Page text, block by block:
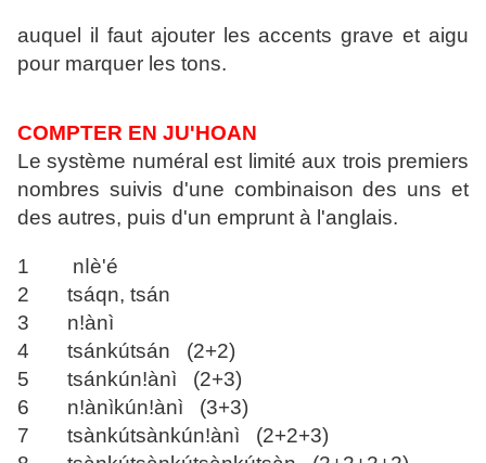
auquel il faut ajouter les accents grave et aigu
pour marquer les tons.
COMPTER EN JU'HOAN
Le système numéral est limité aux trois premiers
nombres suivis d'une combinaison des uns et
des autres, puis d'un emprunt à l'anglais.
1 nǀè'é
2 tsáqn, tsán
3 nǃànì
4 tsánkútsán (2+2)
5 tsánkúnǃànì (2+3)
6 nǃànìkúnǃànì (3+3)
7 tsànkútsànkúnǃànì (2+2+3)